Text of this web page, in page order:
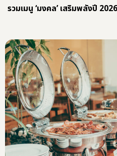
รวมเมนู ‘มงคล’ เสริมพลังปี